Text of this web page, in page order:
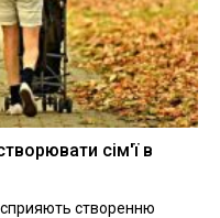
сім'ї в
сприяють створенню